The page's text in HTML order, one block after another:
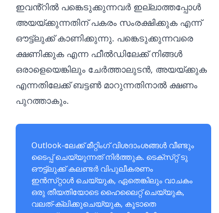
ഇവൻ്റിൽ പങ്കെടുക്കുന്നവർ ഇല്ലാത്തപ്പോൾ
അയയ്‌ക്കുന്നതിന് പകരം സംരക്ഷിക്കുക എന്ന്
ഔട്ട്‌ലുക്ക് കാണിക്കുന്നു. പങ്കെടുക്കുന്നവരെ
ക്ഷണിക്കുക എന്ന ഫീൽഡിലേക്ക് നിങ്ങൾ
ഒരാളെയെങ്കിലും ചേർത്താലുടൻ, അയയ്‌ക്കുക
എന്നതിലേക്ക് ബട്ടൺ മാറുന്നതിനാൽ ക്ഷണം
പുറത്താകും.
Outlook-ലേക്ക് മീറ്റിംഗ് വിശദാംശങ്ങൾ വീണ്ടും
ടൈപ്പ് ചെയ്യുന്നത് നിർത്തുക. ടെക്‌സ്‌റ്റ് ടു
ഔട്ട്‌ലുക്ക് കലണ്ടർ വിപുലീകരണം
ഇൻസ്‌റ്റാൾ ചെയ്യുക, ഏതെങ്കിലും വാചകം
ഒരു തീയതിയോടെ ഹൈലൈറ്റ് ചെയ്യുക,
വലത്-ക്ലിക്കുചെയ്യുക, കൂടാതെ